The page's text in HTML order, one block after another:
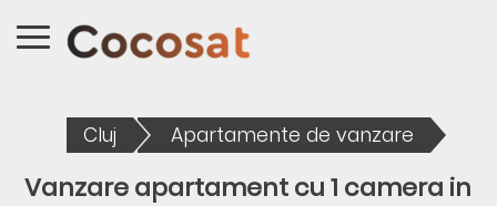
Cluj Apartamente de vanzare
Vanzare apartament cu 1 camera in